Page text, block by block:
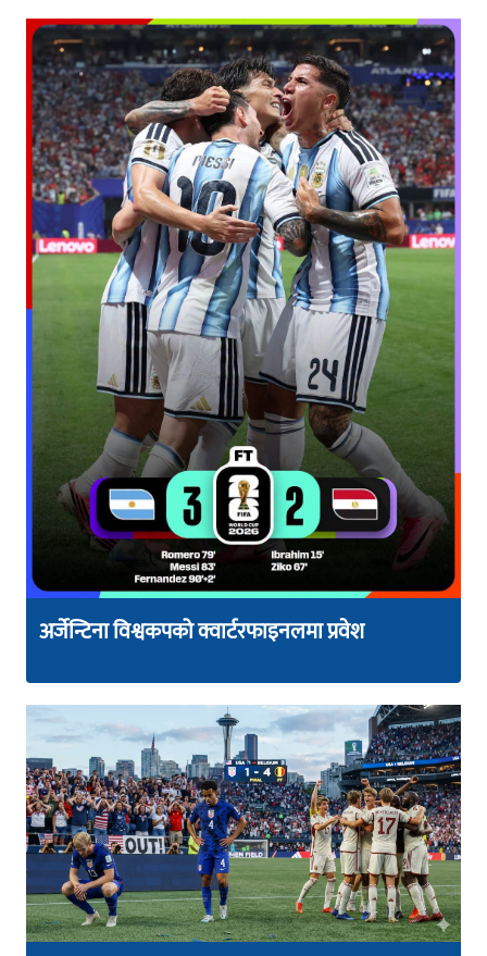
अर्जेन्टिना विश्वकपको क्वार्टरफाइनलमा प्रवेश